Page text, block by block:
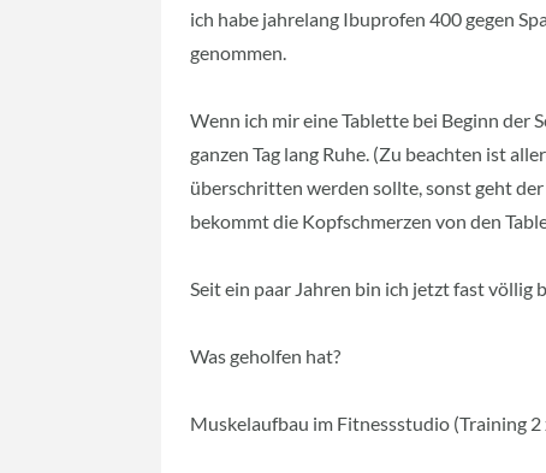
ich habe jahrelang Ibuprofen 400 gegen
genommen.
Wenn ich mir eine Tablette bei Beginn der
ganzen Tag lang Ruhe. (Zu beachten ist
überschritten werden sollte, sonst geht
bekommt die Kopfschmerzen von den
Seit ein paar Jahren bin ich jetzt fast völlig
Was geholfen hat?
Muskelaufbau im Fitnessstudio (Training